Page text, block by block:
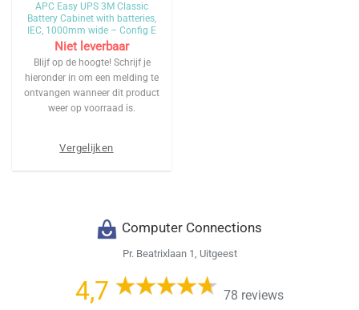
APC Easy UPS 3M Classic
Battery Cabinet with batteries,
IEC, 1000mm wide – Config E
Niet leverbaar
Blijf op de hoogte! Schrijf je
hieronder in om een melding te
ontvangen wanneer dit product
weer op voorraad is.
Vergelijken
Computer Connections
Pr. Beatrixlaan 1, Uitgeest
4,7 78 reviews